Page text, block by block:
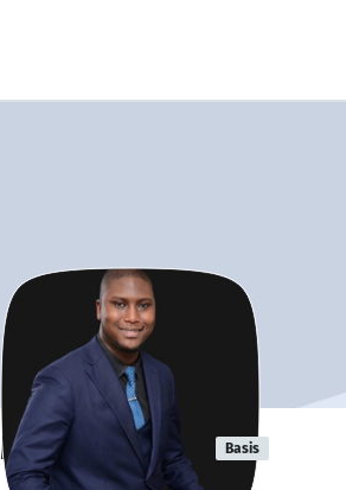
Marco Laboso Basis